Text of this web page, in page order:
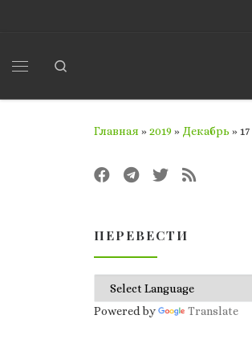
Главная »2019 » Декабрь »17
ПЕРЕВЕСТИ
Powered by Translate